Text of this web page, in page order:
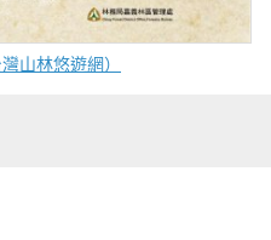
山林悠遊網）